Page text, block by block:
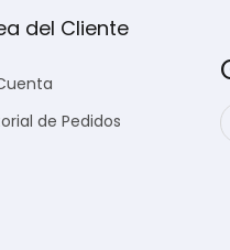
del Cliente
de Pedidos